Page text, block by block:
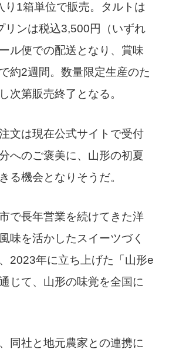
り1箱単位で販売。タルトは
リンは税込3,500円（いずれ
ル便での配送となり、賞味
約2週間。数量限定生産のた
次第販売終了となる。
文は現在公式サイトで受付
へのご褒美に、山形の初夏
る機会となりそうだ。
で長年営業を続けてきた洋
味を活かしたスイーツづく
2023年に立ち上げた「山形e
じて、山形の味覚を全国に
同社と地元農家との連携に